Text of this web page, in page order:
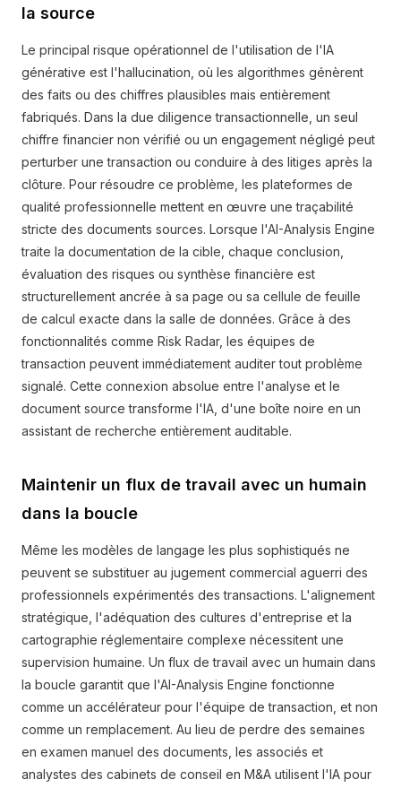
la source
Le principal risque opérationnel de l'utilisation de l'IA
générative est l'hallucination, où les algorithmes génèrent
des faits ou des chiffres plausibles mais entièrement
fabriqués. Dans la due diligence transactionnelle, un seul
chiffre financier non vérifié ou un engagement négligé peut
perturber une transaction ou conduire à des litiges après la
clôture. Pour résoudre ce problème, les plateformes de
qualité professionnelle mettent en œuvre une traçabilité
stricte des documents sources. Lorsque l'AI-Analysis Engine
traite la documentation de la cible, chaque conclusion,
évaluation des risques ou synthèse financière est
structurellement ancrée à sa page ou sa cellule de feuille
de calcul exacte dans la salle de données. Grâce à des
fonctionnalités comme Risk Radar, les équipes de
transaction peuvent immédiatement auditer tout problème
signalé. Cette connexion absolue entre l'analyse et le
document source transforme l'IA, d'une boîte noire en un
assistant de recherche entièrement auditable.
Maintenir un flux de travail avec un humain
dans la boucle
Même les modèles de langage les plus sophistiqués ne
peuvent se substituer au jugement commercial aguerri des
professionnels expérimentés des transactions. L'alignement
stratégique, l'adéquation des cultures d'entreprise et la
cartographie réglementaire complexe nécessitent une
supervision humaine. Un flux de travail avec un humain dans
la boucle garantit que l'AI-Analysis Engine fonctionne
comme un accélérateur pour l'équipe de transaction, et non
comme un remplacement. Au lieu de perdre des semaines
en examen manuel des documents, les associés et
analystes des cabinets de conseil en M&A utilisent l'IA pour